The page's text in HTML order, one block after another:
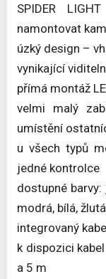
SPIDER
namontovat
úzký design –
vynikající
přímá montáž
velmi malý
umístění
u všech typů
jedné kontrolce
dostupné
modrá, bílá,
integrovaný
k dispozici
a 5 m